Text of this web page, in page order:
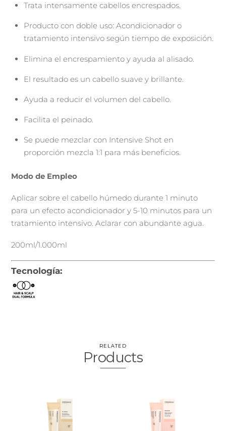
Trata intensamente cabellos encrespados.
Producto con doble uso: Acondicionador o
tratamiento intensivo según tiempo de exposición.
Elimina el encrespamiento y ayuda al alisado.
El resultado es un cabello suave y brillante.
Ayuda a reducir el volumen del cabello.
Facilita el peinado.
Se puede mezclar con Intensive Shot en
proporción mezcla 1:1 para más beneficios.
Modo de Empleo
Aplicar sobre el cabello húmedo durante 1 minuto
para un efecto acondicionador y 5-10 minutos para un
tratamiento intensivo. Aclarar con abundante agua.
200ml/1.000ml
Tecnología:
RELATED
Products